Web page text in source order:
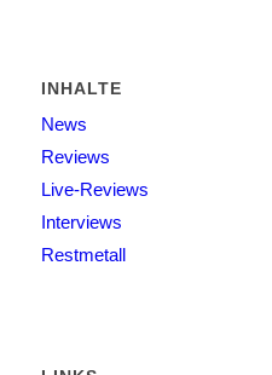
INHALTE
News
Reviews
Live-Reviews
Interviews
Restmetall